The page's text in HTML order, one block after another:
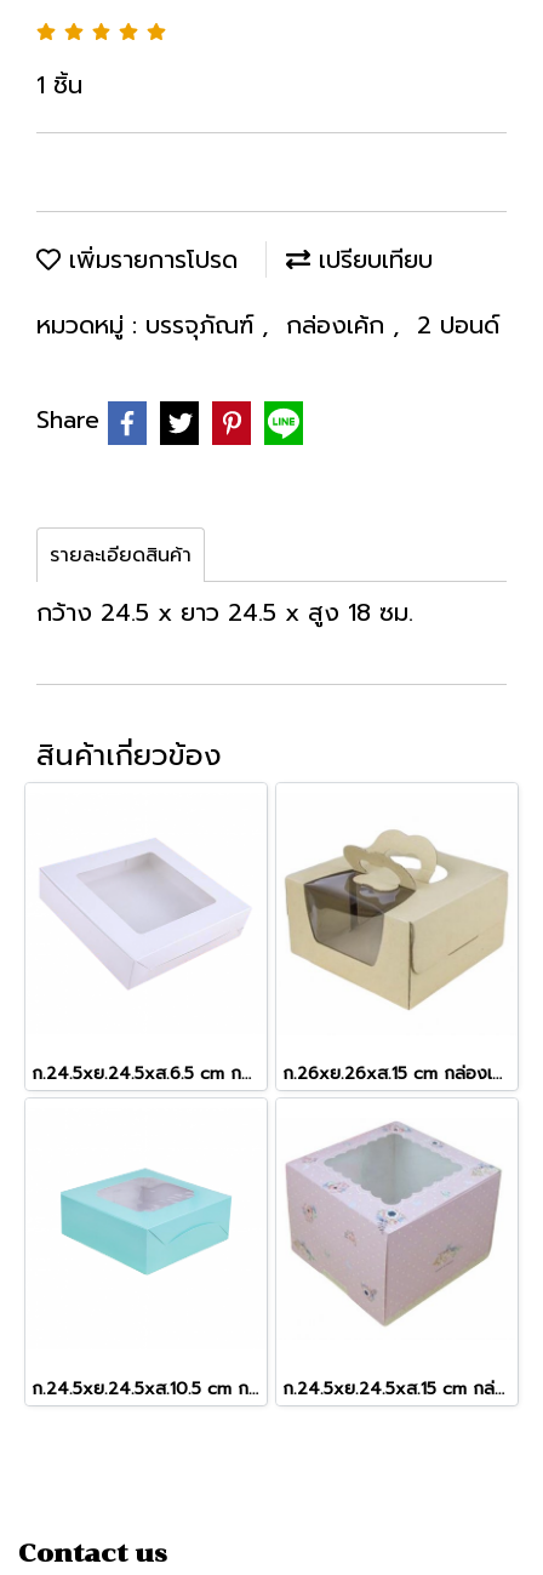
1 ชิ้น
เพิ่มรายการโปรด
เปรียบเทียบ
หมวดหมู่ : บรรจุภัณฑ์ , กล่องเค้ก , 2 ปอนด์
Share
รายละเอียดสินค้า
กว้าง 24.5 x ยาว 24.5 x สูง 18 ซม.
สินค้าเกี่ยวข้อง
ก.24.5xย.24.5xส.6.5 cm กล่องขาว (2ป.เตี้ย) ก.26xย.26xส.15 cm กล่องเค้กหูหิ้วลูกฟูก 2-4 ปอนด์
ก.24.5xย.24.5xส.10.5 cm กล่องเค้ก 2 ปอนด์ หน้าต่างกว้าง สีมินท์จุด ก.24.5xย.24.5xส.15 cm กล่องเค้ก 2 ปอนด์ ชมพูดอกพิโอนี่ (ทรงสูง)
Contact us